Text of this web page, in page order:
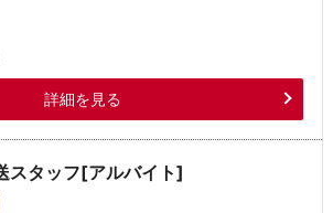
詳細を見る
スタッフ[アルバイト]